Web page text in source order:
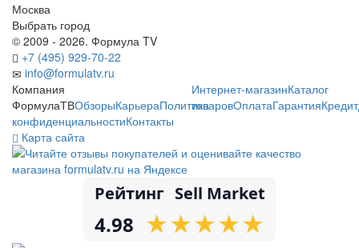
Москва
Выбрать город
© 2009 - 2026. Формула TV
+7 (495) 929-70-22
info@formulatv.ru
Компания
ФормулаТВОбзорыКарьераПолитика
конфиденциальностиКонтакты
Интернет-магазинКаталог
товаровОплатаГарантияКредит
Карта сайта
Рейтинг Sell Market
4.98 ★
★★
★★
★★
★★
★